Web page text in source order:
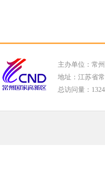
主办单位：常
地址：江苏省
总访问量：